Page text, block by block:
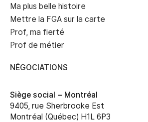
Ma plus belle histoire
Mettre la FGA sur la carte
Prof, ma fierté
Prof de métier
NÉGOCIATIONS
Siège social – Montréal
9405, rue Sherbrooke Est
Montréal (Québec) H1L 6P3